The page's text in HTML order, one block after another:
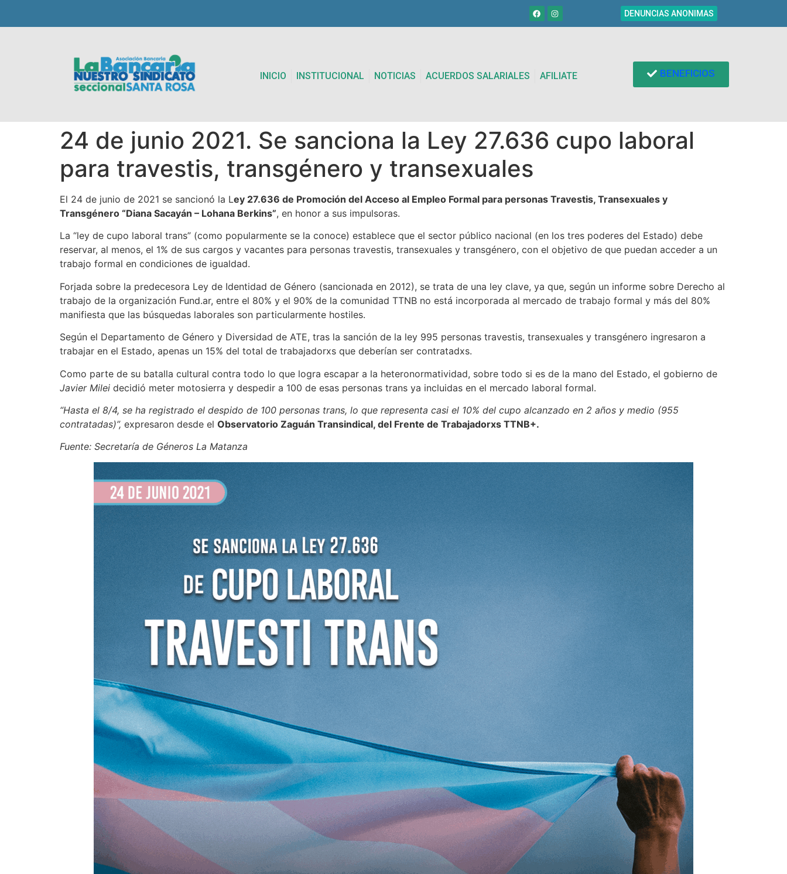
DENUNCIAS ANONIMAS
INICIO INSTITUCIONAL NOTICIAS ACUERDOS SALARIALES AFILIATE BENEFICIOS
24 de junio 2021. Se sanciona la Ley 27.636 cupo laboral
para travestis, transgénero y transexuales
El 24 de junio de 2021 se sancionó la Ley 27.636 de Promoción del Acceso al Empleo Formal para personas Travestis, Transexuales y
Transgénero “Diana Sacayán – Lohana Berkins”, en honor a sus impulsoras.
La “ley de cupo laboral trans” (como popularmente se la conoce) establece que el sector público nacional (en los tres poderes del Estado) debe
reservar, al menos, el 1% de sus cargos y vacantes para personas travestis, transexuales y transgénero, con el objetivo de que puedan acceder a un
trabajo formal en condiciones de igualdad.
Forjada sobre la predecesora Ley de Identidad de Género (sancionada en 2012), se trata de una ley clave, ya que, según un informe sobre Derecho al
trabajo de la organización Fund.ar, entre el 80% y el 90% de la comunidad TTNB no está incorporada al mercado de trabajo formal y más del 80%
manifiesta que las búsquedas laborales son particularmente hostiles.
Según el Departamento de Género y Diversidad de ATE, tras la sanción de la ley 995 personas travestis, transexuales y transgénero ingresaron a
trabajar en el Estado, apenas un 15% del total de trabajadorxs que deberían ser contratadxs.
Como parte de su batalla cultural contra todo lo que logra escapar a la heteronormatividad, sobre todo si es de la mano del Estado, el gobierno de
Javier Milei decidió meter motosierra y despedir a 100 de esas personas trans ya incluidas en el mercado laboral formal.
“Hasta el 8/4, se ha registrado el despido de 100 personas trans, lo que representa casi el 10% del cupo alcanzado en 2 años y medio (955
contratadas)”, expresaron desde el Observatorio Zaguán Transindical, del Frente de Trabajadorxs TTNB+.
Fuente: Secretaría de Géneros La Matanza